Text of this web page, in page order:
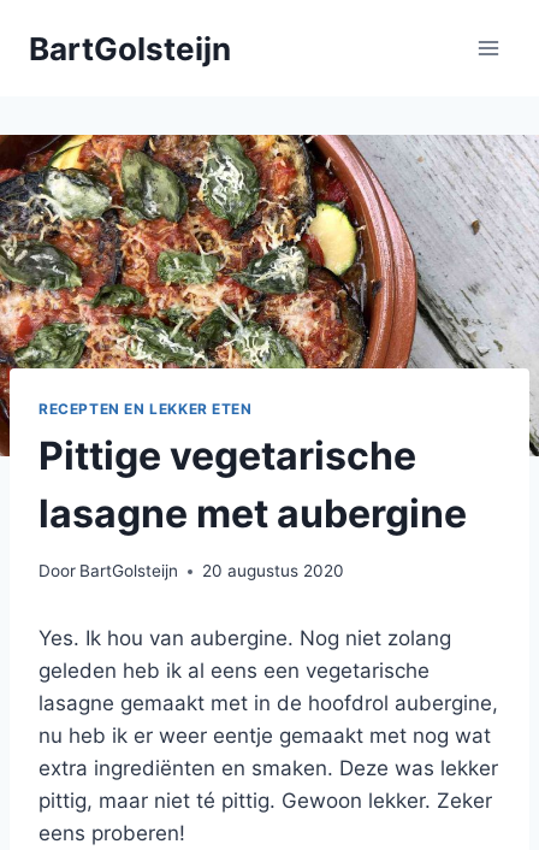
naarBartGolsteijn
RECEPTEN EN LEKKER ETEN
Pittige vegetarische
lasagne met aubergine
Door BartGolsteijn 20 augustus 2020
Yes. Ik hou van aubergine. Nog niet zolang
geleden heb ik al eens een vegetarische
lasagne gemaakt met in de hoofdrol aubergine,
nu heb ik er weer eentje gemaakt met nog wat
extra ingrediënten en smaken. Deze was lekker
pittig, maar niet té pittig. Gewoon lekker. Zeker
eens proberen!